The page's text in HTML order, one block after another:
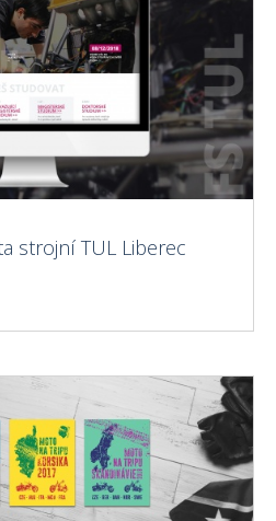
strojní TUL Liberec